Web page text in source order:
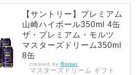
【サントリー】プレミアム
山崎ハイボール350ml 4缶
ザ・プレミアム・モルツ
マスターズドリーム350ml
8缶
created by Rinker
マスターズドリーム ギフト